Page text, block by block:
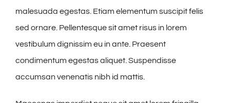
malesuada egestas. Etiam elementum suscipit felis
sed ornare. Pellentesque sit amet risus in lorem
vestibulum dignissim eu in ante. Praesent
condimentum egestas aliquet. Suspendisse
accumsan venenatis nibh id mattis.